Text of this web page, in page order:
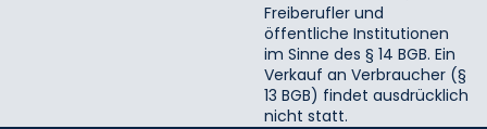
Freiberufler und
öffentliche Institutionen
im Sinne des § 14 BGB. Ein
Verkauf an Verbraucher (§
13 BGB) findet ausdrücklich
nicht statt.